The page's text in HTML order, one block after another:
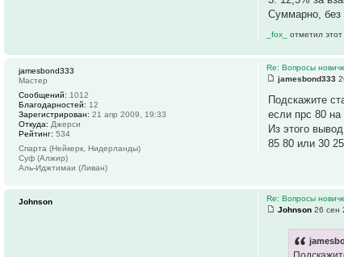
Суммарно, без
_fox_отметил этот
Re: Вопросы
jamesbond333
Подскажите
если прс 80
Из этого
85 80 или 30
jamesbond333
Мастер
Сообщений: 1012
Благодарностей: 12
Зарегистрирован: 21 апр 2009, 19:33
Откуда: Джерси
Рейтинг: 534
Спарта (Нейкерк, Нидерланды)
Суф (Алжир)
Аль-Иджтимаи (Ливан)
Re: Вопросы
Johnson 26 сен
Johnson